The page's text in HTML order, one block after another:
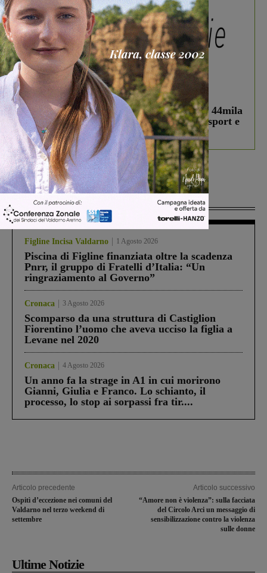
In vetrina 3 Agosto 2026
Estra Notizie agosto: Smart Cities, oltre 44mila
studenti coinvolti, torna il bando per lo sport e
debutta il podcast Estrair
Più lette
Figline Incisa Valdarno 1 Agosto 2026
Piscina di Figline finanziata oltre la scadenza
Pnrr, il gruppo di Fratelli d’Italia: “Un
ringraziamento al Governo”
Cronaca 3 Agosto 2026
Scomparso da una struttura di Castiglion
Fiorentino l’uomo che aveva ucciso la figlia a
Levane nel 2020
Cronaca 4 Agosto 2026
Un anno fa la strage in A1 in cui morirono
Gianni, Giulia e Franco. Lo schianto, il
processo, lo stop ai sorpassi fra tir....
Articolo precedente
Ospitì d’eccezione nei comuni del
Valdarno nel terzo weekend di
settembre
Articolo successivo
“Amore non è violenza”: sulla facciata
del Circolo Arci un messaggio di
sensibilizzazione contro la violenza
sulle donne
Ultime Notizie